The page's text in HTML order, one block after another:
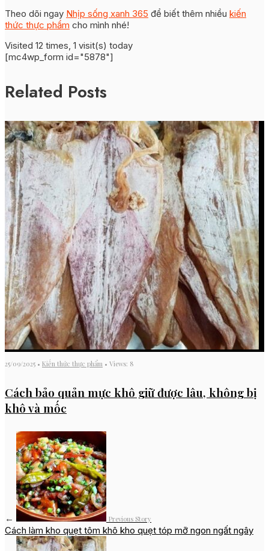
Theo dõi ngay Nhịp sống xanh 365 để biết thêm nhiều kiến
thức thực phẩm cho mình nhé!
Visited 12 times, 1 visit(s) today
[mc4wp_form id="5878"]
Related Posts
25/09/2025 • Kiến thức thực phẩm • Views: 8
Cách bảo quản mực khô giữ được lâu, không bị
khô và mốc
← Previous Story
Cách làm kho quẹt tôm khô kho quẹt tóp mỡ ngon ngất ngây